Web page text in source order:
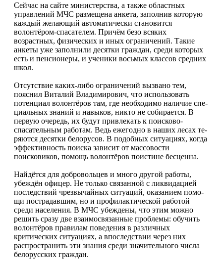
Сейчас на сайте министерства, а также областных
управлений МЧС размещена анкета, заполнив которую
каждый желающий автоматически становится
волонтёром-спасателем. Причём безо всяких
возрастных, физических и иных ограничений. Такие
анкеты уже заполнили десятки граждан, среди которых
есть и пенсионеры, и ученики восьмых классов средних
школ.
Отсутствие каких-либо ограничений вызвано тем,
пояснил Виталий Владимирович, что использовать
потенциал волонтёров там, где необходимо наличие спе­
циальных знаний и навыков, никто не собирается. В
первую очередь, их будут привлекать к поисково-
спасательным работам. Ведь ежегодно в наших лесах те­
ряются десятки белорусов. В подобных ситуациях, когда
эффективность поиска зависит от массовости
поисковиков, помощь волонтёров поистине бесценна.
Найдётся для добровольцев и много другой работы,
убеждён офицер. Не только связанной с ликвидацией
последствий чрезвычайных ситуаций, оказанием помо­
щи пострадавшим, но и профилактической работой
среди населения. В МЧС убеждены, что этим можно
решить сразу две взаимосвязанные проблемы: обучить
волонтёров правилам поведения в различных
критических ситуациях, а впоследствии через них
распространить эти знания среди значительного числа
белорусских граждан.